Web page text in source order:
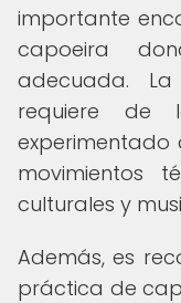
importante
capoeira
adecuada.
requiere
experimentado
movimientos
culturales y
Además, es
práctica de